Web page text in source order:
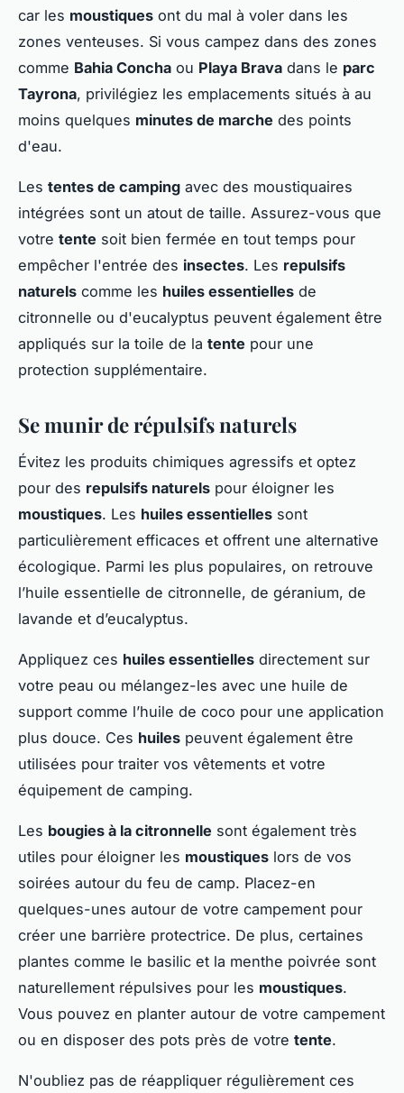
car les moustiques ont du mal à voler dans les
zones venteuses. Si vous campez dans des zones
comme Bahia Concha ou Playa Brava dans le parc
Tayrona, privilégiez les emplacements situés à au
moins quelques minutes de marche des points
d'eau.
Les tentes de camping avec des moustiquaires
intégrées sont un atout de taille. Assurez-vous que
votre tente soit bien fermée en tout temps pour
empêcher l'entrée des insectes. Les repulsifs
naturels comme les huiles essentielles de
citronnelle ou d'eucalyptus peuvent également être
appliqués sur la toile de la tente pour une
protection supplémentaire.
Se munir de répulsifs naturels
Évitez les produits chimiques agressifs et optez
pour des repulsifs naturels pour éloigner les
moustiques. Les huiles essentielles sont
particulièrement efficaces et offrent une alternative
écologique. Parmi les plus populaires, on retrouve
l’huile essentielle de citronnelle, de géranium, de
lavande et d’eucalyptus.
Appliquez ces huiles essentielles directement sur
votre peau ou mélangez-les avec une huile de
support comme l’huile de coco pour une application
plus douce. Ces huiles peuvent également être
utilisées pour traiter vos vêtements et votre
équipement de camping.
Les bougies à la citronnelle sont également très
utiles pour éloigner les moustiques lors de vos
soirées autour du feu de camp. Placez-en
quelques-unes autour de votre campement pour
créer une barrière protectrice. De plus, certaines
plantes comme le basilic et la menthe poivrée sont
naturellement répulsives pour les moustiques.
Vous pouvez en planter autour de votre campement
ou en disposer des pots près de votre tente.
N'oubliez pas de réappliquer régulièrement ces